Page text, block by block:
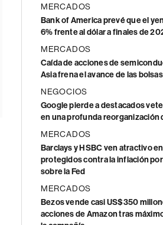
MERCADOS
Bank of America prevé que el
6% frente al dólar a finales de
MERCADOS
Caída de acciones de
Asia frena el avance de las
NEGOCIOS
Google pierde a destacados
en una profunda reorganización
MERCADOS
Barclays y HSBC ven atractivo
protegidos contra la inflación
sobre la Fed
MERCADOS
Bezos vende casi US$350
acciones de Amazon tras